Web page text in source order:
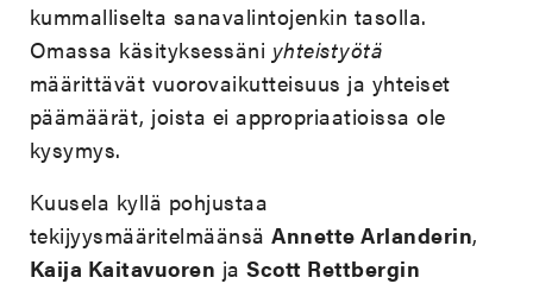
kummalliselta sanavalintojenkin tasolla.
Omassa käsityksessäni yhteistyötä
määrittävät vuorovaikutteisuus ja yhteiset
päämäärät, joista ei appropriaatioissa ole
kysymys.
Kuusela kyllä pohjustaa
tekijyysmääritelmäänsäAnnette Arlanderin,
Kaija Kaitavuoren jaScott Rettbergin